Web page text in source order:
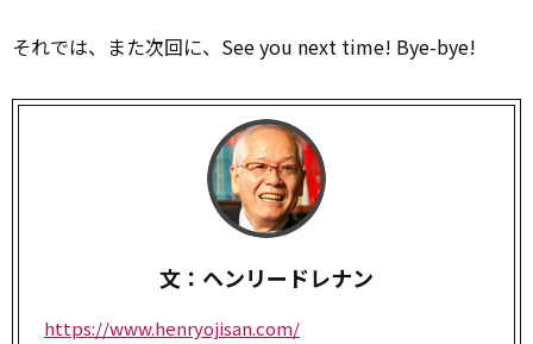
それでは、また次回に、See you next time! Bye-bye!
文：ヘンリードレナン
https://www.henryojisan.com/